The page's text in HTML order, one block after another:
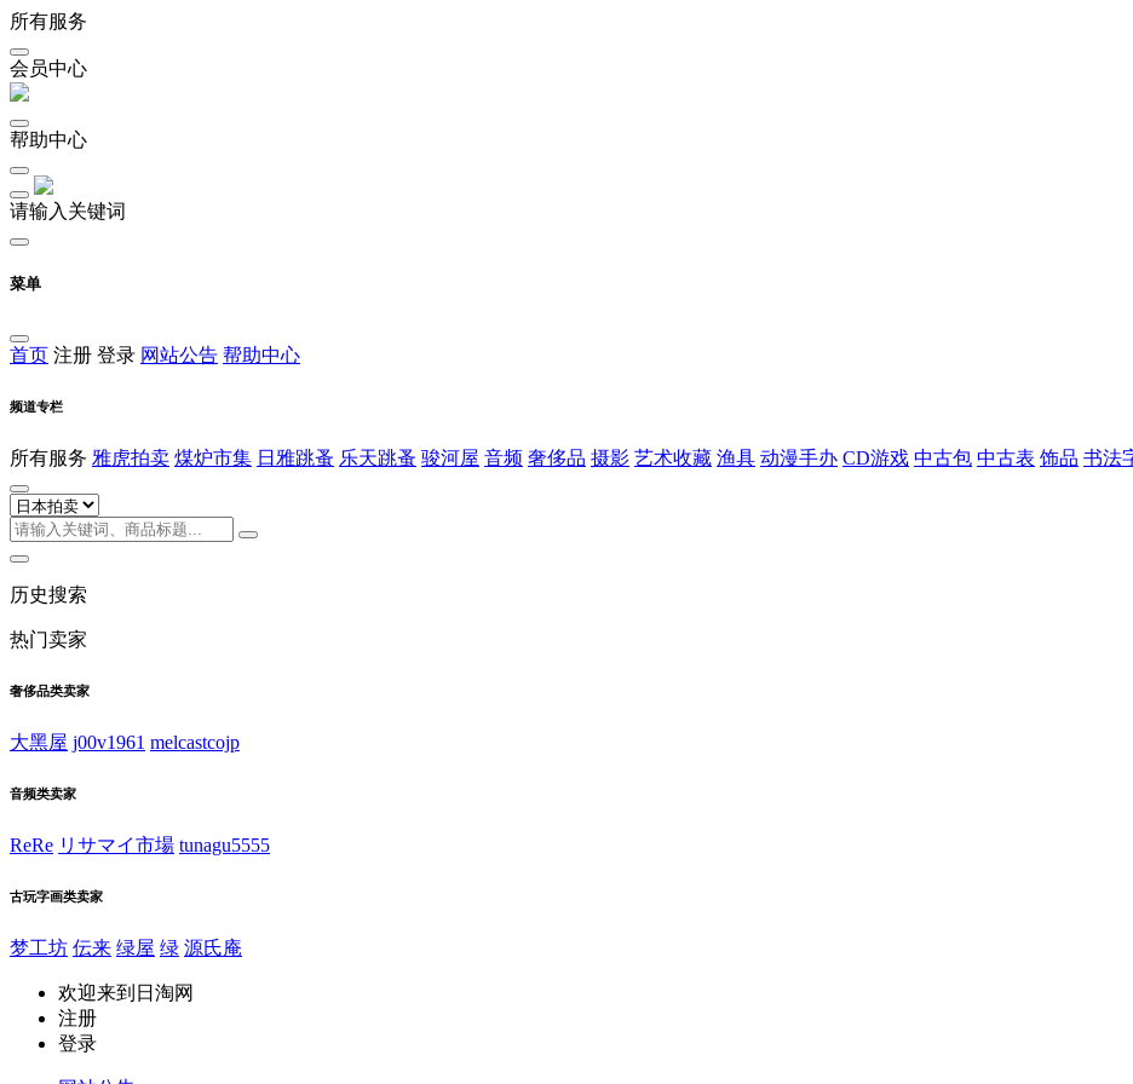
所有服务
会员中心
帮助中心
请输入关键词
菜单
首页 注册 登录 网站公告 帮助中心
频道专栏
所有服务 雅虎拍卖 煤炉市集 日雅跳蚤 乐天跳蚤 骏河屋 音频 奢侈品 摄影 艺术收藏 渔具 动漫手办 CD游戏 中古包 中古表 饰品 书法
历史搜索
热门卖家
奢侈品类卖家
大黑屋 j00v1961 melcastcojp
音频类卖家
ReRe リサマイ市場 tunagu5555
古玩字画类卖家
梦工坊 伝来 绿屋 绿 源氏庵
欢迎来到日淘网
注册
登录